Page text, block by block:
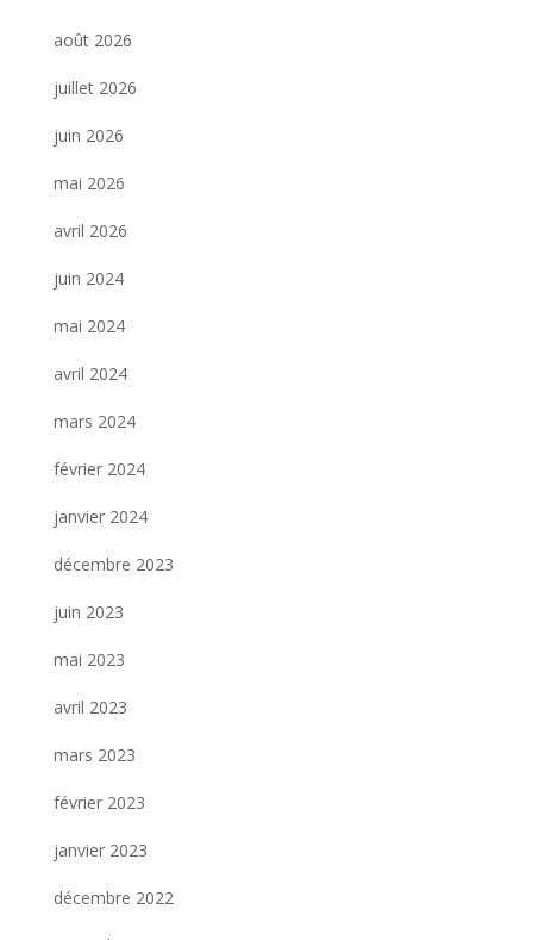
août 2026
juillet 2026
juin 2026
mai 2026
avril 2026
juin 2024
mai 2024
avril 2024
mars 2024
février 2024
janvier 2024
décembre 2023
juin 2023
mai 2023
avril 2023
mars 2023
février 2023
janvier 2023
décembre 2022